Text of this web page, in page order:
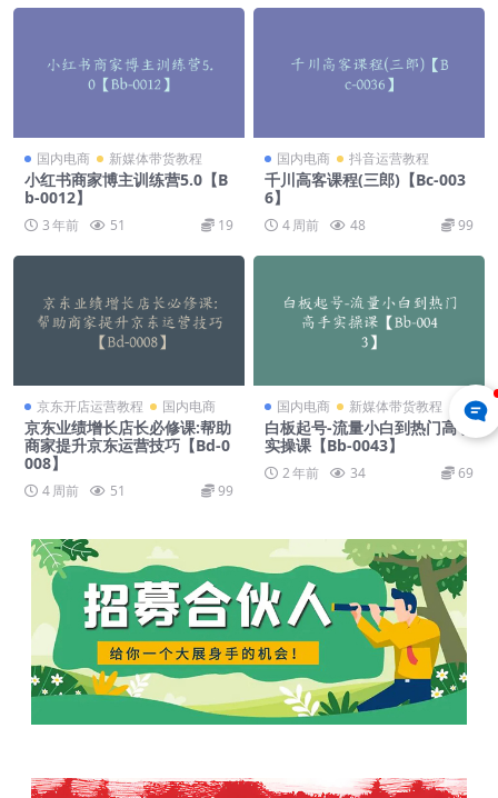
国内电商 新媒体带货教程
小红书商家博主训练营5.0【B
b-0012】
3 年前 51 19
国内电商 抖音运营教程
千川高客课程(三郎)【Bc-003
6】
4 周前 48 99
京东开店运营教程 国内电商
京东业绩增长店长必修课:帮助
商家提升京东运营技巧【Bd-0
008】
4 周前 51 99
国内电商 新媒体带货教程
白板起号-流量小白到热门高手
实操课【Bb-0043】
2 年前 34 69